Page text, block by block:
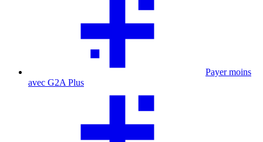
Payer moins
avec G2A Plus